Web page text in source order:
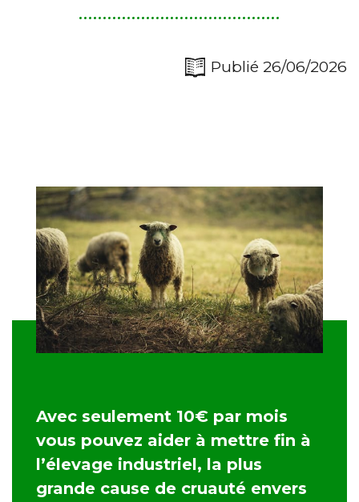
Publié 26/06/2026
Avec seulement 10€ par mois
vous pouvez aider à mettre fin à
l’élevage industriel, la plus
grande cause de cruauté envers